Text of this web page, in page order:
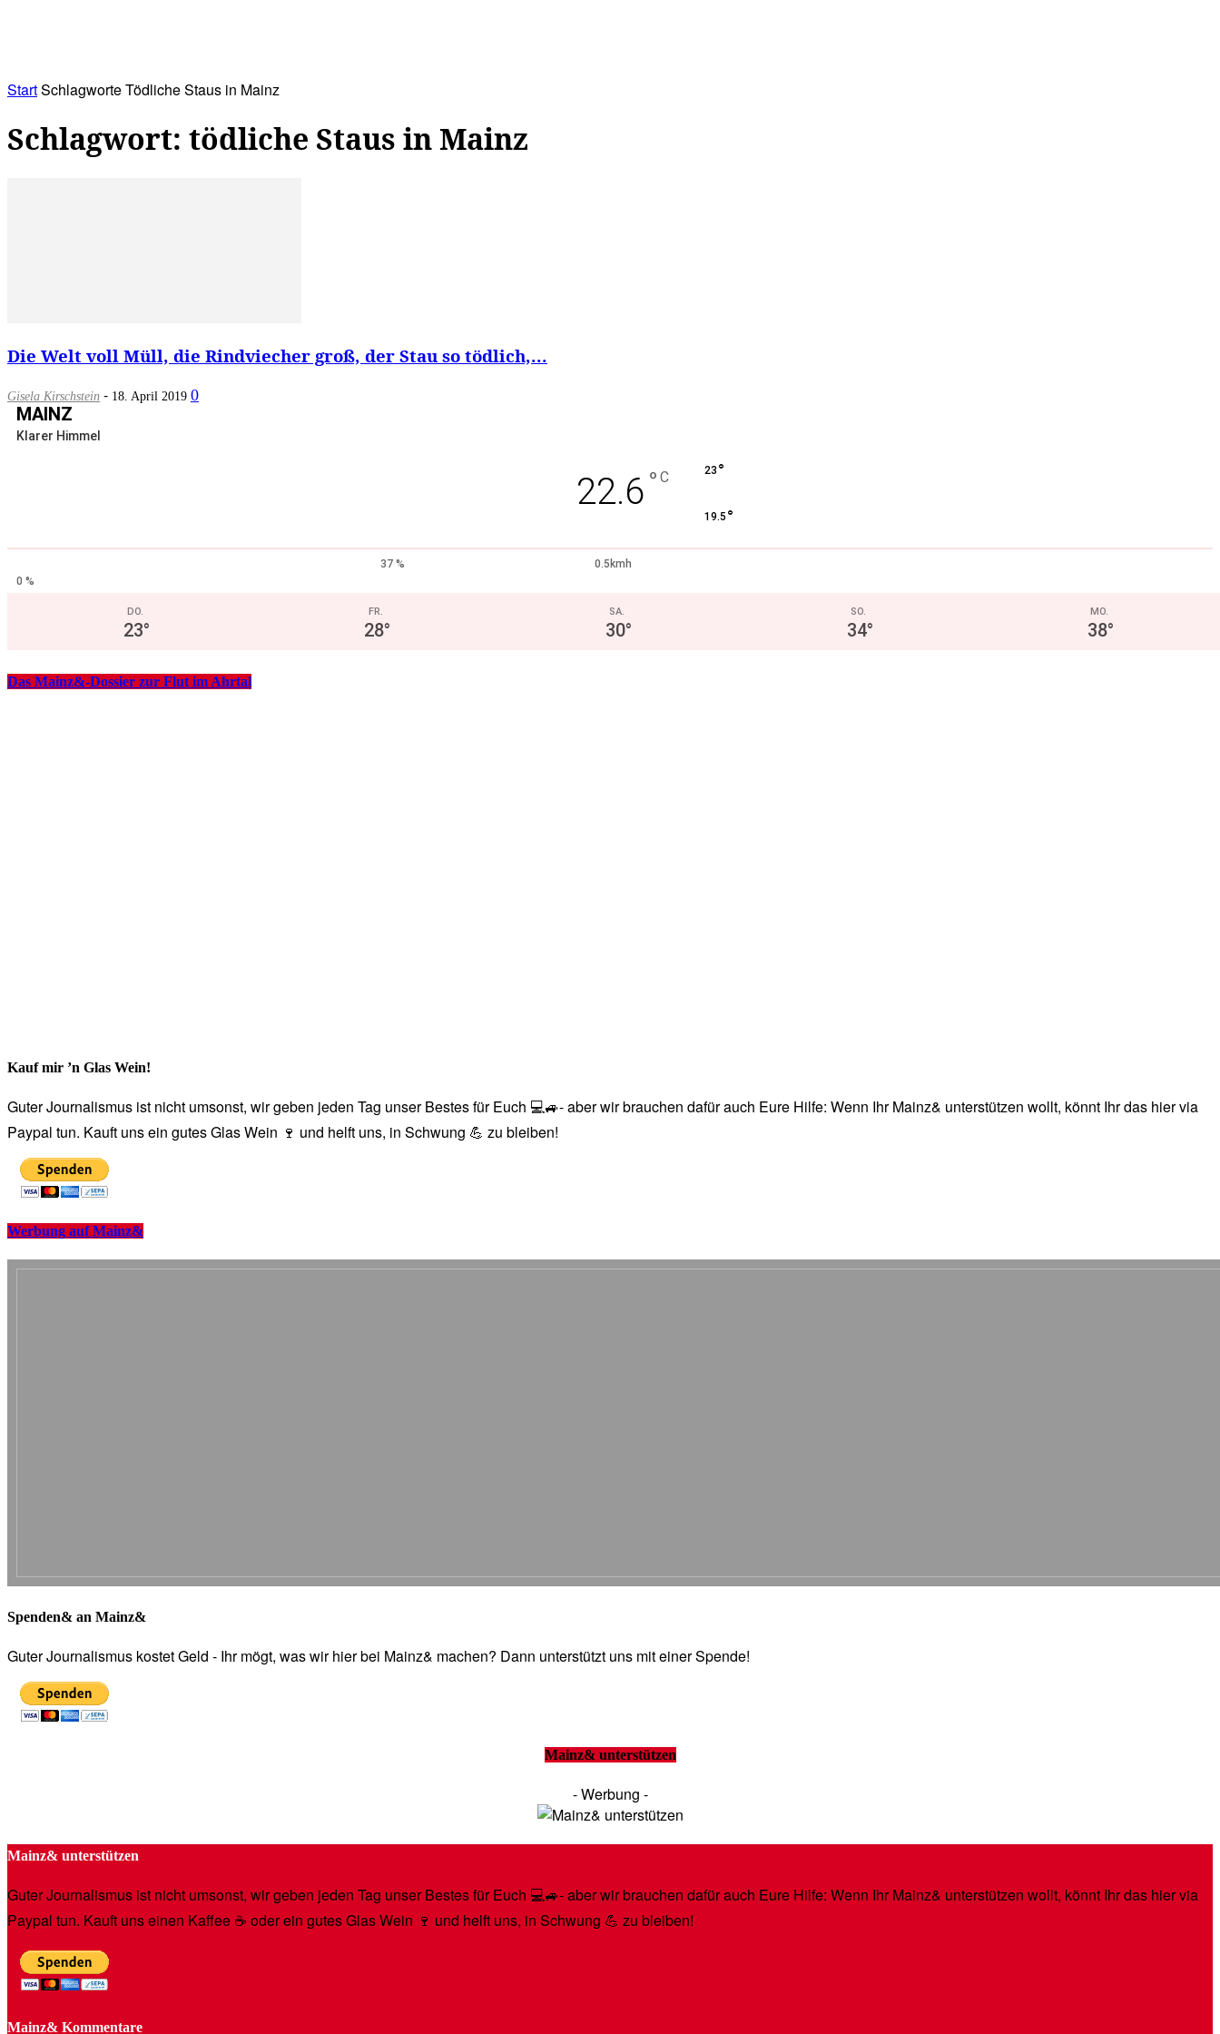
StartSchlagworteTödliche Staus in Mainz
Schlagwort: tödliche Staus in Mainz
Die Welt voll Müll, die Rindviecher groß, der Stau so tödlich,...
Gisela Kirschstein - 18. April 2019 0
MAINZ
Klarer Himmel
22.6 ° C 23 °
19.5 °
37 %
0.5kmh
0 %
DO.
23°
FR.
28°
SA.
30°
SO.
34°
MO.
38°
Das Mainz&-Dossier zur Flut im Ahrtal
Kauf mir ’n Glas Wein!
Guter Journalismus ist nicht umsonst, wir geben jeden Tag unser Bestes für Euch 💻🚙- aber wir brauchen dafür auch Eure Hilfe: Wenn Ihr Mainz& unterstützen wollt, könnt Ihr das hier via
Paypal tun. Kauft uns ein gutes Glas Wein 🍷 und helft uns, in Schwung 💪 zu bleiben!
Werbung auf Mainz&
Spenden& an Mainz&
Guter Journalismus kostet Geld - Ihr mögt, was wir hier bei Mainz& machen? Dann unterstützt uns mit einer Spende!
Mainz& unterstützen
- Werbung -
Mainz& unterstützen
Guter Journalismus ist nicht umsonst, wir geben jeden Tag unser Bestes für Euch 💻🚙- aber wir brauchen dafür auch Eure Hilfe: Wenn Ihr Mainz& unterstützen wollt, könnt Ihr das hier via
Paypal tun. Kauft uns einen Kaffee ☕️ oder ein gutes Glas Wein 🍷 und helft uns, in Schwung 💪 zu bleiben!
Mainz& Kommentare